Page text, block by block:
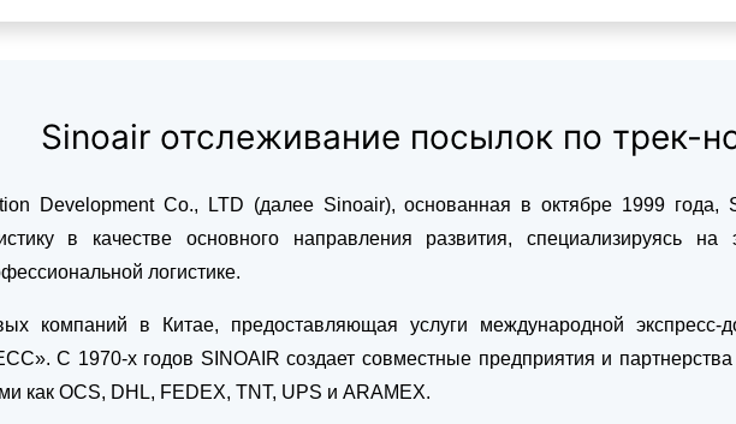
Sinoair отслеживание посылок по трек-
Development Co., LTD (далее Sinoair), основанная в октябре 1999 года,
в качестве основного направления развития, специализируясь на
логистике.
компаний в Китае, предоставляющая услуги международной экспресс-
С 1970-х годов SINOAIR создает совместные предприятия и
как OCS, DHL, FEDEX, TNT, UPS и ARAMEX.